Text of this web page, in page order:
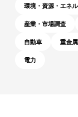
環境・資源・エネ
産業・市場調査
自動車
重金属
電力